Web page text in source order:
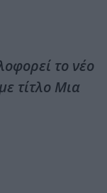
το νέο
τίτλο Μια